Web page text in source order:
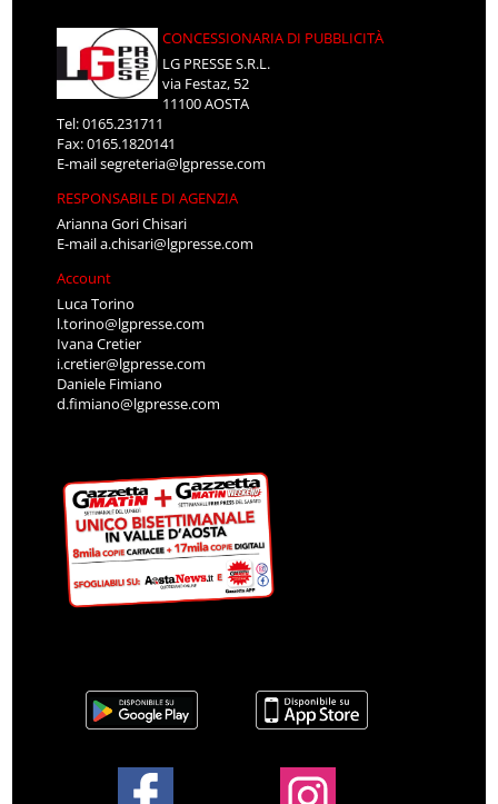
CONCESSIONARIA DI PUBBLICITÀ
LG PRESSE S.R.L.
via Festaz, 52
11100 AOSTA
Tel: 0165.231711
Fax: 0165.1820141
E-mailsegreteria@lgpresse.com
RESPONSABILE DI AGENZIA
Arianna Gori Chisari
E-maila.chisari@lgpresse.com
Account
Luca Torino
l.torino@lgpresse.com
Ivana Cretier
i.cretier@lgpresse.com
Daniele Fimiano
d.fimiano@lgpresse.com